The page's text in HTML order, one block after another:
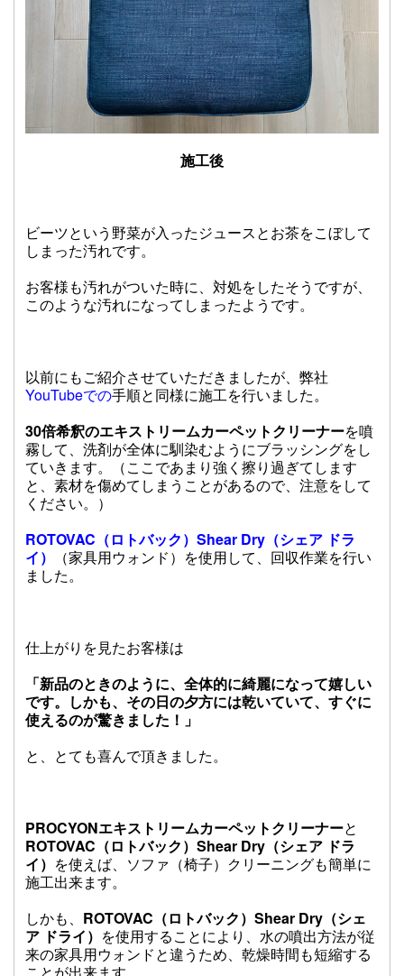
施工後
ビーツという野菜が入ったジュースとお茶をこぼして
しまった汚れです。
お客様も汚れがついた時に、対処をしたそうですが、
このような汚れになってしまったようです。
以前にもご紹介させていただきましたが、弊社
YouTubeでの手順と同様に施工を行いました。
30倍希釈のエキストリームカーペットクリーナーを噴
霧して、洗剤が全体に馴染むようにブラッシングをし
ていきます。（ここであまり強く擦り過ぎてします
と、素材を傷めてしまうことがあるので、注意をして
ください。）
ROTOVAC（ロトバック）Shear Dry（シェア ドラ
イ）
（家具用ウォンド）を使用して、回収作業を行い
ました。
仕上がりを見たお客様は
「新品のときのように、全体的に綺麗になって嬉しい
です。しかも、その日の夕方には乾いていて、すぐに
使えるのが驚きました！」
と、とても喜んで頂きました。
PROCYONエキストリームカーペットクリーナーと
ROTOVAC（ロトバック）Shear Dry（シェア ドラ
イ） を使えば、ソファ（椅子）クリーニングも簡単に
施工出来ます。
しかも、 ROTOVAC（ロトバック）Shear Dry（シェ
ア ドライ） を使用することにより、水の噴出方法が従
来の家具用ウォンドと違うため、乾燥時間も短縮する